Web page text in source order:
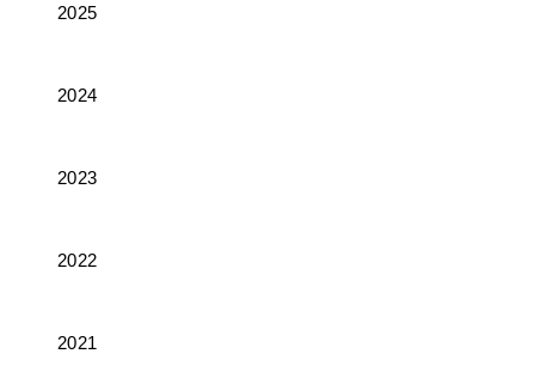
2025
2024
2023
2022
2021